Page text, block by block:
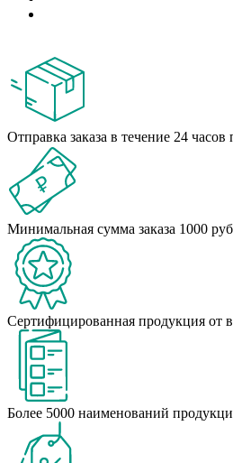
Отправка заказа в течение 24 часов
Минимальная сумма заказа 1000 руб
Сертифицированная продукция от
Более 5000 наименований